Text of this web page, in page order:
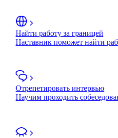
Найти работу за границей
Наставник поможет найти
Отрепетировать интервью
Научим проходить